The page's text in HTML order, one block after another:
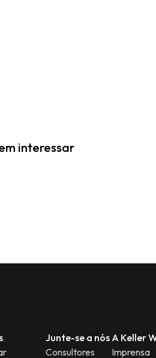
interessar
Junte-se a nós
Consultores
A Keller
Imprensa